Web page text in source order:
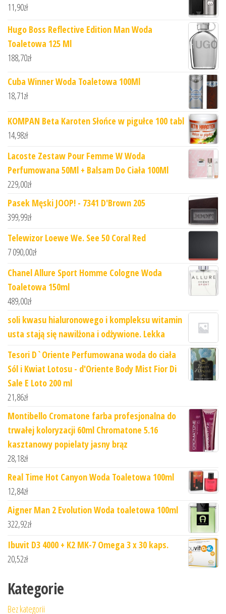
11,90zł
Hugo Boss Reflective Edition Man Woda
Toaletowa 125 Ml
188,70zł
Cuba Winner Woda Toaletowa 100Ml
18,71zł
KOMPAN Beta Karoten Słońce w pigułce 100 tabl
14,98zł
Lacoste Zestaw Pour Femme W Woda
Perfumowana 50Ml + Balsam Do Ciała 100Ml
229,00zł
Pasek Męski JOOP! - 7341 D'Brown 205
399,99zł
Telewizor Loewe We. See 50 Coral Red
7 090,00zł
Chanel Allure Sport Homme Cologne Woda
Toaletowa 150ml
489,00zł
soli kwasu hialuronowego i kompleksu witamin
usta stają się nawilżona i odżywione. Lekka
Tesori D`Oriente Perfumowana woda do ciała
Sól i Kwiat Lotosu - d'Oriente Body Mist Fior Di
Sale E Loto 200 ml
21,86zł
Montibello Cromatone farba profesjonalna do
trwałej koloryzacji 60ml Chromatone 5.16
kasztanowy popielaty jasny brąz
28,18zł
Real Time Hot Canyon Woda Toaletowa 100ml
12,84zł
Aigner Man 2 Evolution Woda toaletowa 100ml
322,92zł
Ibuvit D3 4000 + K2 MK-7 Omega 3 x 30 kaps.
20,52zł
Kategorie
Bez kategorii